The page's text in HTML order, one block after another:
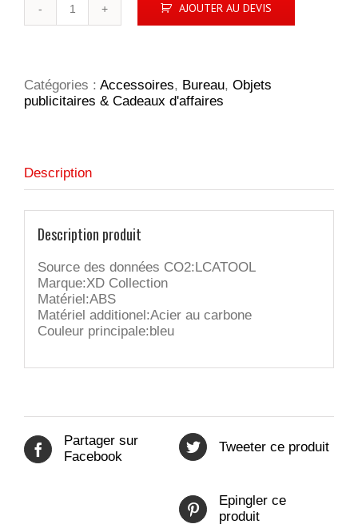
AJOUTER AU DEVIS
Catégories : Accessoires, Bureau, Objets
publicitaires & Cadeaux d'affaires
Description
Description produit
Source des données CO2:LCATOOL
Marque:XD Collection
Matériel:ABS
Matériel additionel:Acier au carbone
Couleur principale:bleu
Partager sur
Facebook
Tweeter ce produit
Epingler ce
produit